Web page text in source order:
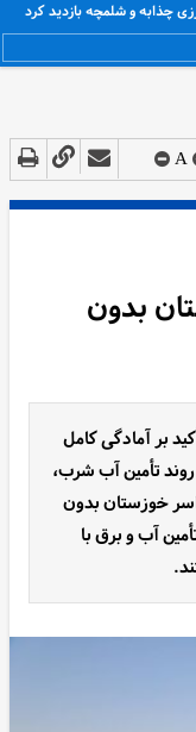
چذابه و شلمچه بازدید کرد
بدون
بر آمادگی کامل
تأمین آب شرب،
خوزستان بدون
آب و برق با